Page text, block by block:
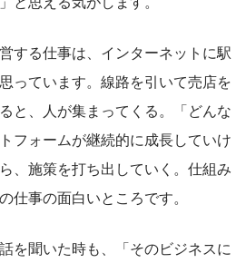
する仕事は、インターネットに駅
っています。線路を引いて売店を
と、人が集まってくる。「どんな
フォームが継続的に成長していけ
、施策を打ち出していく。仕組み
仕事の面白いところです。
を聞いた時も、「そのビジネスに